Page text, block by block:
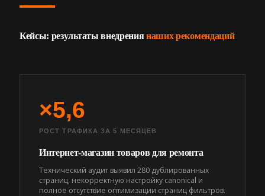
Кейсы: результаты внедрениянаших рекомендаций
×5,6
РОСТ ТРАФИКА ЗА 5 МЕСЯЦЕВ
Интернет-магазин товаров для ремонта
Технический аудит выявил 280 дублированных
страниц, некорректную настройку canonical и
полное отсутствие оптимизации страниц фильтров.